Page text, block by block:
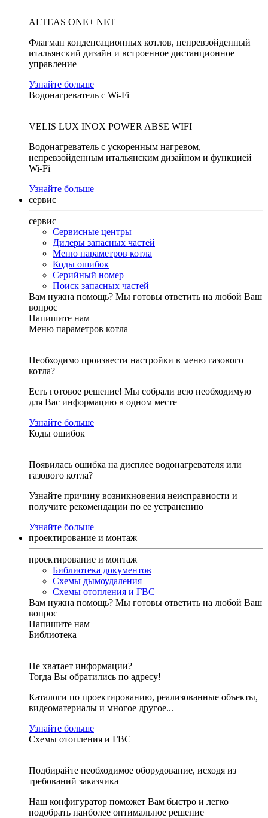
ALTEAS ONE+ NET
Флагман конденсационных котлов, непревзойденный
итальянский дизайн и встроенное дистанционное
управление
Узнайте больше
Водонагреватель с Wi-Fi
VELIS LUX INOX POWER ABSE WIFI
Водонагреватель с ускоренным нагревом,
непревзойденным итальянским дизайном и функцией
Wi-Fi
Узнайте больше
сервис
сервис
Сервисные центры
Дилеры запасных частей
Меню параметров котла
Коды ошибок
Серийный номер
Поиск запасных частей
Вам нужна помощь? Мы готовы ответить на любой Ваш
вопрос
Напишите нам
Меню параметров котла
Необходимо произвести настройки в меню газового
котла?
Есть готовое решение! Мы собрали всю необходимую
для Вас информацию в одном месте
Узнайте больше
Коды ошибок
Появилась ошибка на дисплее водонагревателя или
газового котла?
Узнайте причину возникновения неисправности и
получите рекомендации по ее устранению
Узнайте больше
проектирование и монтаж
проектирование и монтаж
Библиотека документов
Схемы дымоудаления
Схемы отопления и ГВС
Вам нужна помощь? Мы готовы ответить на любой Ваш
вопрос
Напишите нам
Библиотека
Не хватает информации?
Тогда Вы обратились по адресу!
Каталоги по проектированию, реализованные объекты,
видеоматериалы и многое другое...
Узнайте больше
Схемы отопления и ГВС
Подбирайте необходимое оборудование, исходя из
требований заказчика
Наш конфигуратор поможет Вам быстро и легко
подобрать наиболее оптимальное решение